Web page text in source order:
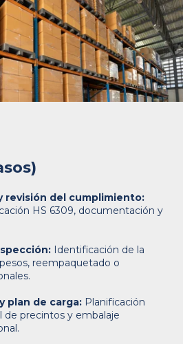
revisión del cumplimiento:
HS 6309, documentación y
Identificación de la
reempaquetado o
plan de carga: Planificación
de precintos y embalaje